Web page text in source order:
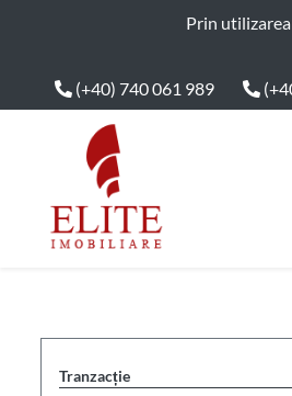
ELITE Prin
(+40) 740 061 989
Main Nav
Tranzacție